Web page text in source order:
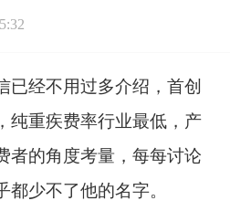
已经不用过多介绍，首创
纯重疾费率行业最低，产
者的角度考量，每每讨论
少不了他的名字。